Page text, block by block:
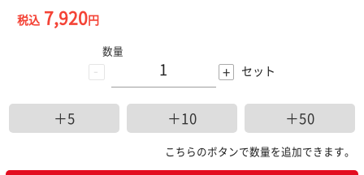
税込7,920円
-
数量
+ セット
＋5 ＋10 ＋50
こちらのボタンで数量を追加できます。